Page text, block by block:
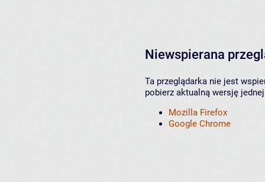
Niewspierana
Ta przeglądarka nie jest
pobierz aktualną wersję
Mozilla Firefox
Google Chrome